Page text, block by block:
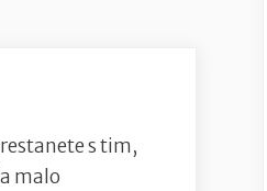
s tim,
malo